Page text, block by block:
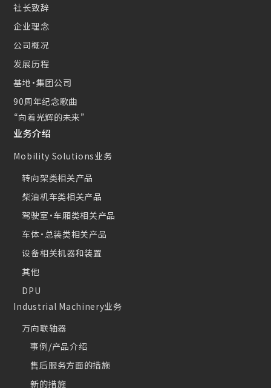
社长致辞
企业理念
公司概况
发展历程
基地・集团公司
90周年纪念歌曲
“向着光辉的未来”
业务介绍
Mobility Solutions业务
转向架类相关产品
柴油机车类相关产品
驾驶室・车厢类相关产品
车体・总装类相关产品
设备相关机器和装置
其他
DPU
Industrial Machinery业务
万向联轴器
事例/产品介绍
售后服务方面的措施
新的措施